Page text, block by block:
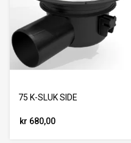
75 K-SLUK SIDE
kr 680,00